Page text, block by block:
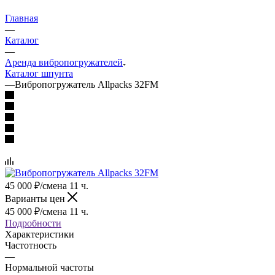
Главная
—
Каталог
—
Аренда вибропогружателей
Каталог шпунта
—Вибропогружатель Allpacks 32FM
45 000 ₽/смена 11 ч.
Варианты цен
45 000 ₽/смена 11 ч.
Подробности
Характеристики
Частотность
—
Нормальной частоты